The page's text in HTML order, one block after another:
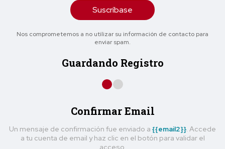
Suscríbase
Nos comprometemos a no utilizar su información de contacto para
enviar spam.
Guardando Registro
Confirmar Email
Un mensaje de confirmación fue enviado a {{email2}} . Accede
a tu cuenta de email y haz clic en el botón para validar el
acceso.